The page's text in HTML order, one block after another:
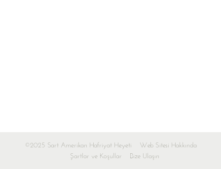
©2025 Sart Amerikan Hafriyat Heyeti
Web Sitesi Hakkında
Şartlar ve Koşullar
Bize Ulaşın